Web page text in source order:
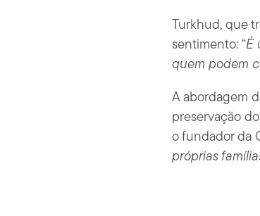
Turkhud, que
sentimento: “É
quem podem
A abordagem
preservação
o fundador da
próprias